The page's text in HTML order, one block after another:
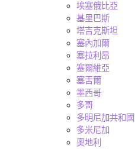
埃塞俄比亞
基里巴斯
塔吉克斯坦
塞內加爾
塞拉利昂
塞爾維亞
塞舌爾
墨西哥
多哥
多明尼加共和國
多米尼加
奧地利